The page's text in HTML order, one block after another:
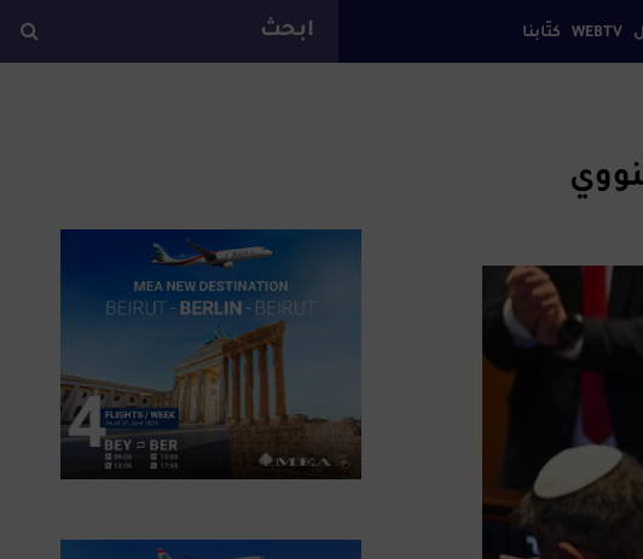
WEBTV كتّابنا